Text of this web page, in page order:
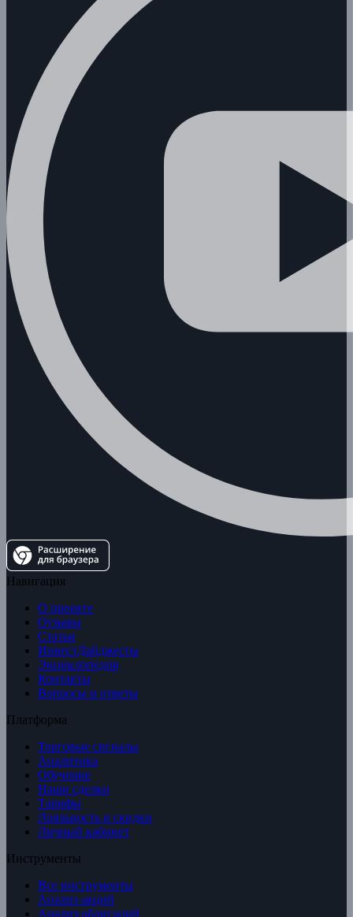
Навигация
О проекте
Отзывы
Статьи
ИнвестДайджесты
Энциклопедия
Контакты
Вопросы и ответы
Платформа
Торговые сигналы
Аналитика
Обучение
Наши сделки
Тарифы
Лояльность и скидки
Личный кабинет
Инструменты
Все инструменты
Анализ акций
Анализ облигаций